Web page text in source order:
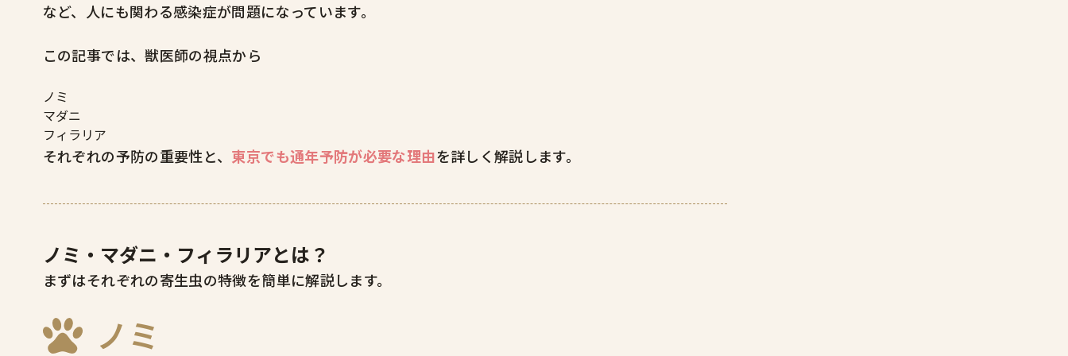
など、人にも関わる感染症が問題になっています。
この記事では、獣医師の視点から
ノミ
マダニ
フィラリア
それぞれの予防の重要性と、 東京でも通年予防が必要な理由を詳しく解説します。
ノミ・マダニ・フィラリアとは？
まずはそれぞれの寄生虫の特徴を簡単に解説します。
ノミ